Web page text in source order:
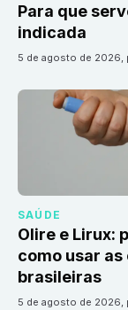
Para que
indicada
5 de agosto de 2026,
SAÚDE
Olire e Lirux:
como usar
brasileiras
5 de agosto de 2026,